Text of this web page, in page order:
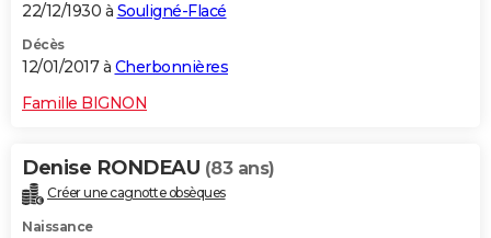
22/12/1930 à Souligné-Flacé
Décès
12/01/2017 à Cherbonnières
Famille BIGNON
Denise RONDEAU (83 ans)
Créer une cagnotte obsèques
Naissance